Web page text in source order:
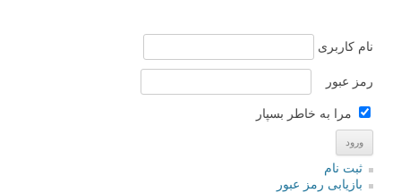
نام کاربری
رمز عبور
مرا به خاطر بسپار
ثبت نام
بازیابی رمز عبور